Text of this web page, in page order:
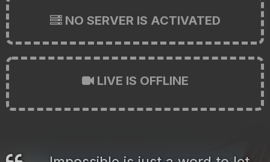
NO SERVER IS ACTIVATED
LIVE IS OFFLINE